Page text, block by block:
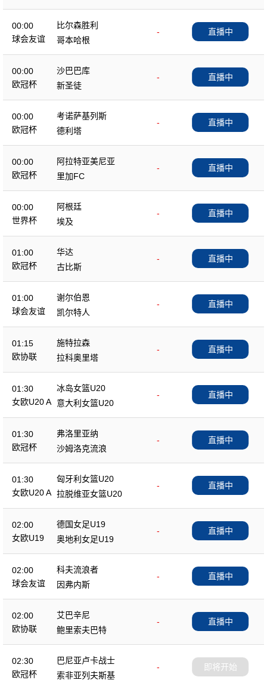
00:00
球会友谊
比尔森胜利
-
哥本哈根
直播中
00:00
欧冠杯
沙巴巴库
-
新圣徒
直播中
00:00
欧冠杯
考诺萨基列斯
-
德利塔
直播中
00:00
欧冠杯
阿拉特亚美尼亚
-
里加FC
直播中
00:00
世界杯
阿根廷
-
埃及
直播中
01:00
欧冠杯
华达
-
古比斯
直播中
01:00
球会友谊
谢尔伯恩
-
凯尔特人
直播中
01:15
欧协联
施特拉森
-
拉科奥里塔
直播中
01:30
女欧U20 A
冰岛女篮U20
-
意大利女篮U20
直播中
01:30
欧冠杯
弗洛里亚纳
-
沙姆洛克流浪
直播中
01:30
女欧U20 A
匈牙利女篮U20
-
拉脱维亚女篮U20
直播中
02:00
女欧U19
德国女足U19
-
奥地利女足U19
直播中
02:00
球会友谊
科夫流浪者
-
因弗内斯
直播中
02:00
欧协联
艾巴辛尼
-
鲍里索夫巴特
直播中
02:30
欧冠杯
巴尼亚卢卡战士
-
索非亚列夫斯基
即将开始